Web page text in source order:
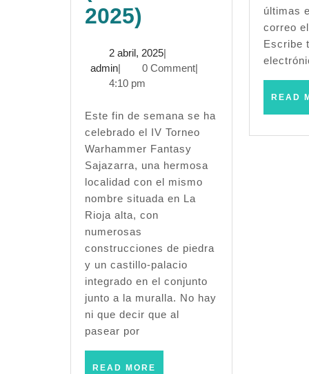
2025)
Torneo
Sajazarra
–
Warhammer
Fantasy
(Marzo
2025)
2 abril, 20252
abril,
|
adminadmin
| 0 Comment|
4:10 pm
Este fin de semana se ha
celebrado el IV Torneo
Warhammer Fantasy
Sajazarra, una hermosa
localidad con el mismo
nombre situada en La
Rioja alta, con
numerosas
construcciones de piedra
y un castillo-palacio
integrado en el conjunto
junto a la muralla. No hay
ni que decir que al
pasear por
READ MORE
últimas
correo
Escribe
READ